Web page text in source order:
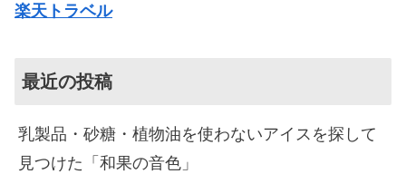
楽天トラベル
最近の投稿
乳製品・砂糖・植物油を使わないアイスを探して
見つけた「和果の音色」